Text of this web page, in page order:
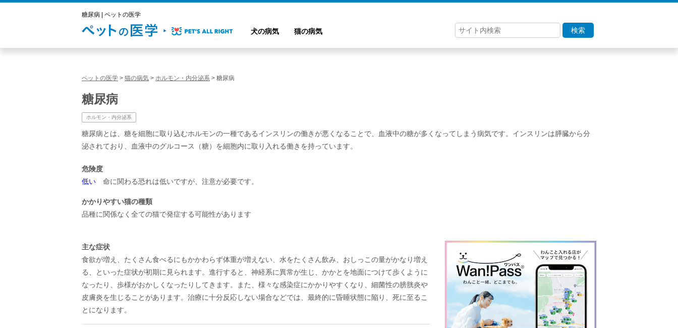
糖尿病 | ペットの医学
犬の病気 猫の病気 検索
ペットの医学 > 猫の病気 > ホルモン・内分泌系 > 糖尿病
糖尿病
ホルモン・内分泌系
糖尿病とは、糖を細胞に取り込むホルモンの一種であるインスリンの働きが悪くなることで、血液中の糖が多くなってしまう病気です。インスリンは膵臓から分
泌されており、血液中のグルコース（糖）を細胞内に取り入れる働きを持っています。
危険度
低い 命に関わる恐れは低いですが、注意が必要です。
かかりやすい猫の種類
品種に関係なく全ての猫で発症する可能性があります
主な症状
食欲が増え、たくさん食べるにもかかわらず体重が増えない、水をたくさん飲み、おしっこの量がかなり増え
る、といった症状が初期に見られます。進行すると、神経系に異常が生じ、かかとを地面につけて歩くように
なったり、歩様がおかしくなったりしてきます。また、様々な感染症にかかりやすくなり、細菌性の膀胱炎や
皮膚炎を生じることがあります。治療に十分反応しない場合などでは、最終的に昏睡状態に陥り、死に至るこ
とになります。